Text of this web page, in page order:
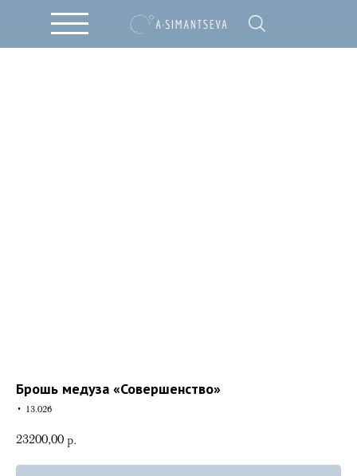
Брошь медуза «Совершенство»
• 13.026
23200,00 р.